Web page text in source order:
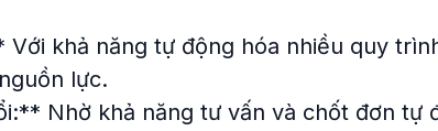
khả năng tự động hóa nhiều quy
lực.
Nhờ khả năng tư vấn và chốt đơn tự